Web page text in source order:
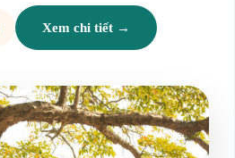
Xem chi tiết →